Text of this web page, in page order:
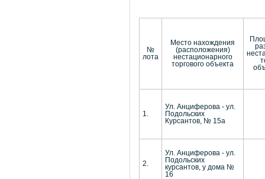
№
лота
Место нахождения
(расположения)
нестационарного
торгового объекта
1.
Ул. Анциферова - ул.
Подольских
Курсантов, № 15а
2.
Ул. Анциферова - ул.
Подольских
курсантов, у дома №
16